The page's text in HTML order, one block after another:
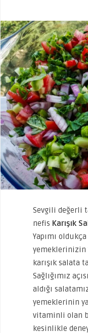
Sevgili değerli
nefis Karışık
Yapımı
yemeklerinizin
karışık salata
Sağlığımız
aldığı
yemeklerinin
vitaminli olan
kesinlikle